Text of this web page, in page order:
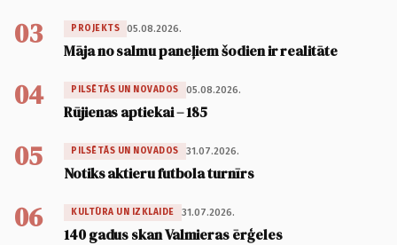
03 PROJEKTS 05.08.2026.
Māja no salmu paneļiem šodien ir realitāte
04 PILSĒTĀS UN NOVADOS 05.08.2026.
Rūjienas aptiekai – 185
05 PILSĒTĀS UN NOVADOS 31.07.2026.
Notiks aktieru futbola turnīrs
06 KULTŪRA UN IZKLAIDE 31.07.2026.
140 gadus skan Valmieras ērģeles